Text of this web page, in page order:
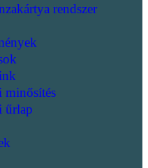
rendszer
minősítés
űrlap